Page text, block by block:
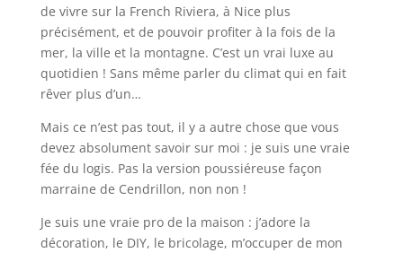
de vivre sur la French Riviera, à Nice plus
précisément, et de pouvoir profiter à la fois de la
mer, la ville et la montagne. C’est un vrai luxe au
quotidien ! Sans même parler du climat qui en fait
rêver plus d’un…
Mais ce n’est pas tout, il y a autre chose que vous
devez absolument savoir sur moi : je suis une vraie
fée du logis. Pas la version poussiéreuse façon
marraine de Cendrillon, non non !
Je suis une vraie pro de la maison : j’adore la
décoration, le DIY, le bricolage, m’occuper de mon